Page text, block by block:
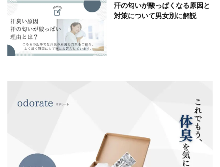
汗の匂いが酸っぱくなる原因と
対策について男女別に解説